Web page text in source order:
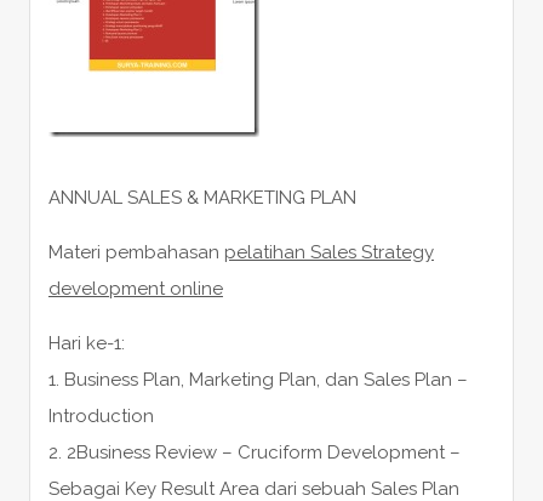
ANNUAL SALES & MARKETING PLAN
Materi pembahasan pelatihan Sales Strategy
development online
Hari ke-1:
1. Business Plan, Marketing Plan, dan Sales Plan –
Introduction
2. 2Business Review – Cruciform Development –
Sebagai Key Result Area dari sebuah Sales Plan